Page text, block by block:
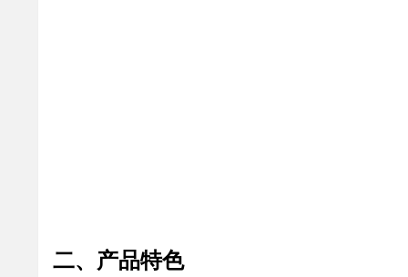
二、产品特色